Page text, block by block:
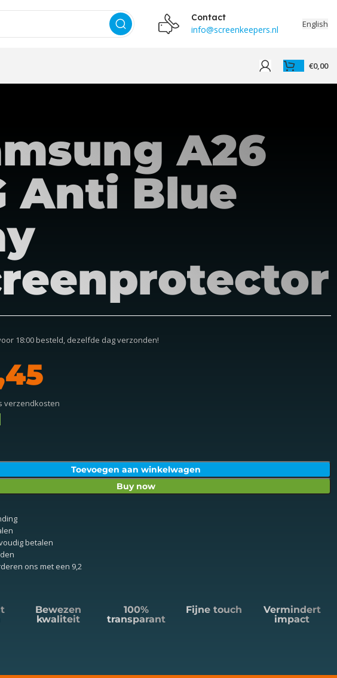
Contact
info@screenkeepers.nl English
€0,00
A26
Anti Blue
18:00 besteld, dezelfde dag verzonden!
verzendkosten
Toevoegen aan winkelwagen
Buy now
betalen
ons met een 9,2
Bewezen
kwaliteit
100%
transparant
Fijne touch
Vermindert
impact